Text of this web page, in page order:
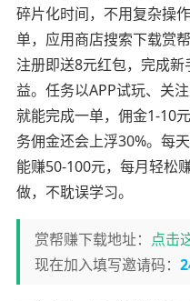
碎片化时间，不用复杂操
单，应用商店搜索下载赏
注册即送8元红包，完成
益。任务以APP试玩、关
就能完成一单，佣金1-10
务佣金还会上浮30%。每
能赚50-100元，每月轻松
做，不耽误学习。
赏帮赚下载地址： 点击
现在加入填写邀请码：